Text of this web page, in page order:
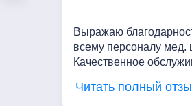
Выражаю
всему персоналу мед.
Качественное
довольна посещением
Читать полный